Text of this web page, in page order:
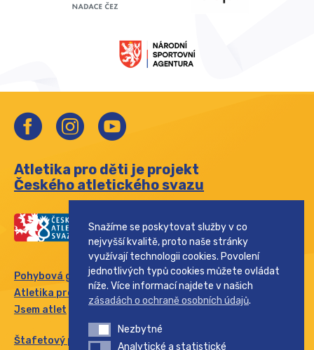
Atletika pro děti je projekt
Českého atletického svazu
Pohybová gramotnost
Atletika pro rodinu
Jsem atlet
Štafetový pohár
Snažíme se poskytovat služby v co
nejvyšší kvalitě, proto naše stránky
využívají technologii cookies. Povolení
jednotlivých typů cookies můžete ovládat
níže. Více informací najdete v našich
zásadách o ochraně osobních údajů.
NezbytnéNezbytné
Analytické a statistické